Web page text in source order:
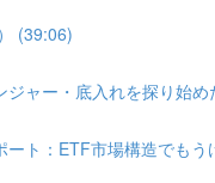
(39:06)
ャー・底入れを探り始
ト：ETF市場構造でも